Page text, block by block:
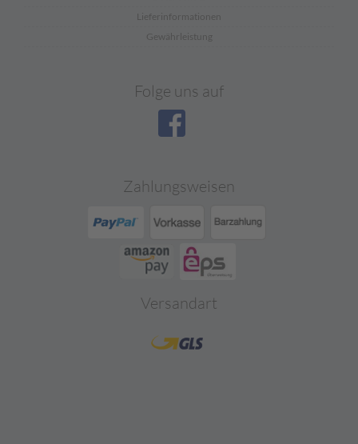
Lieferinformationen
Gewährleistung
Folge uns auf
Zahlungsweisen
Versandart